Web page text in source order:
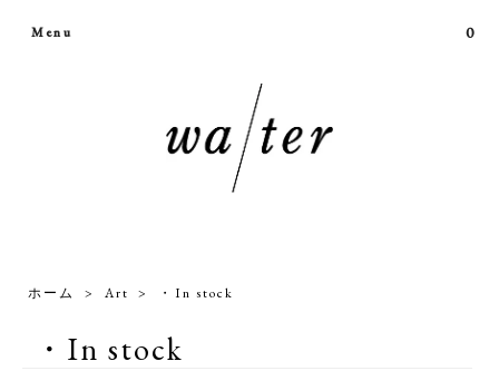
Menu 0
ホーム > Art > ・In stock
・In stock